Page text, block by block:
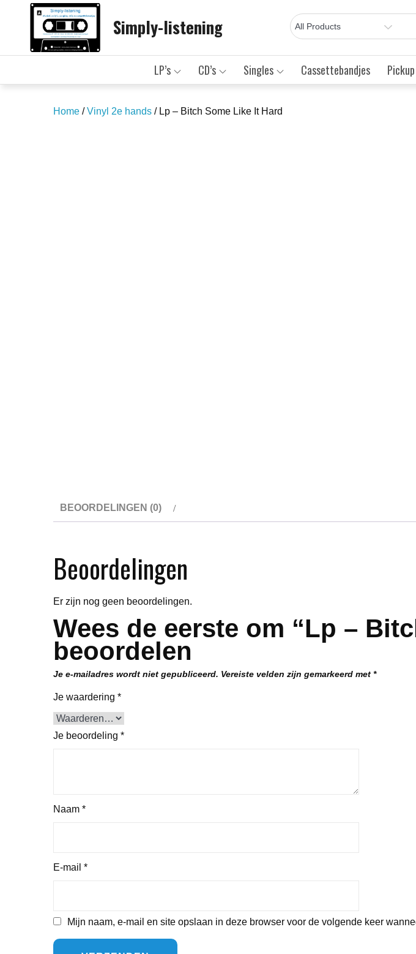
Simply-listening
LP’s CD’s Singles Cassettebandjes
Home /Vinyl 2e hands / Lp – Bitch Some Like It Hard
BEOORDELINGEN (0)
Beoordelingen
Er zijn nog geen beoordelingen.
Wees de eerste om “Lp –
beoordelen
Je e-mailadres wordt niet gepubliceerd. Vereiste velden zijn gemarkeerd met *
Je waardering *
Je beoordeling *
Naam *
E-mail *
Mijn naam, e-mail en site opslaan in deze browser voor de volgende keer